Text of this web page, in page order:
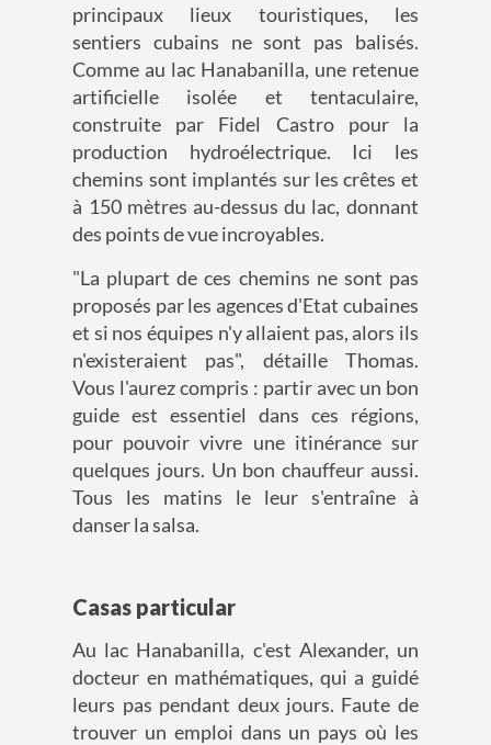
principaux lieux touristiques, les
sentiers cubains ne sont pas balisés.
Comme au lac Hanabanilla, une retenue
artificielle isolée et tentaculaire,
construite par Fidel Castro pour la
production hydroélectrique. Ici les
chemins sont implantés sur les crêtes et
à 150 mètres au-dessus du lac, donnant
des points de vue incroyables.
"La plupart de ces chemins ne sont pas
proposés par les agences d'Etat cubaines
et si nos équipes n'y allaient pas, alors ils
n'existeraient pas", détaille Thomas.
Vous l'aurez compris : partir avec un bon
guide est essentiel dans ces régions,
pour pouvoir vivre une itinérance sur
quelques jours. Un bon chauffeur aussi.
Tous les matins le leur s'entraîne à
danser la salsa.
Casas particular
Au lac Hanabanilla, c'est Alexander, un
docteur en mathématiques, qui a guidé
leurs pas pendant deux jours. Faute de
trouver un emploi dans un pays où les